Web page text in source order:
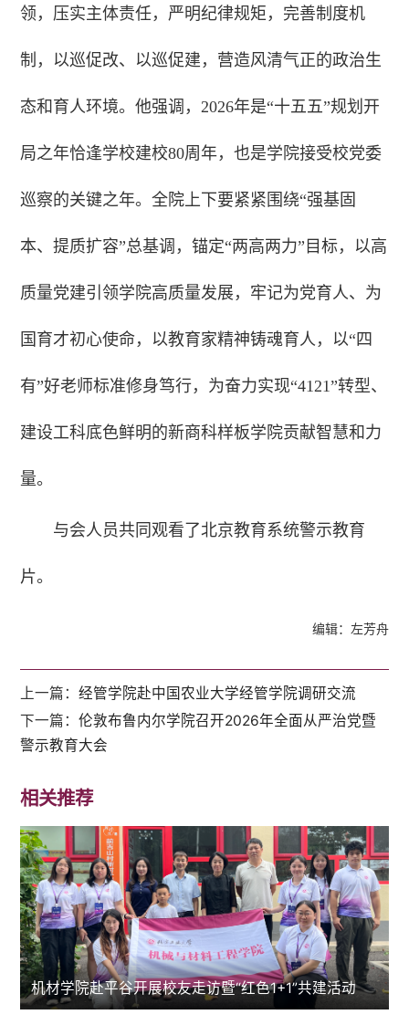
领，压实主体责任，严明纪律规矩，完善制度机
制，以巡促改、以巡促建，营造风清气正的政治生
态和育人环境。他强调，2026年是“十五五”规划开
局之年恰逢学校建校80周年，也是学院接受校党委
巡察的关键之年。全院上下要紧紧围绕“强基固
本、提质扩容”总基调，锚定“两高两力”目标，以高
质量党建引领学院高质量发展，牢记为党育人、为
国育才初心使命，以教育家精神铸魂育人，以“四
有”好老师标准修身笃行，为奋力实现“4121”转型、
建设工科底色鲜明的新商科样板学院贡献智慧和力
量。
与会人员共同观看了北京教育系统警示教育
片。
编辑：左芳舟
上一篇：经管学院赴中国农业大学经管学院调研交流
下一篇：伦敦布鲁内尔学院召开2026年全面从严治党暨
警示教育大会
相关推荐
机材学院赴平谷开展校友走访暨“红色1+1”共建活动